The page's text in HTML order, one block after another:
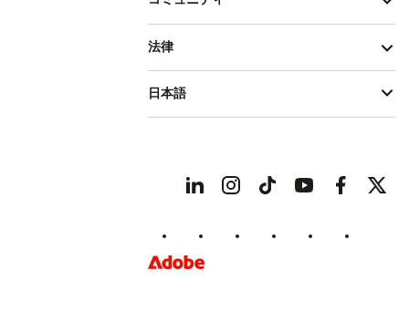
法律
日本語